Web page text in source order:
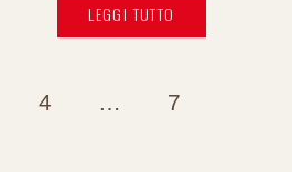
LEGGI TUTTO
4 … 7